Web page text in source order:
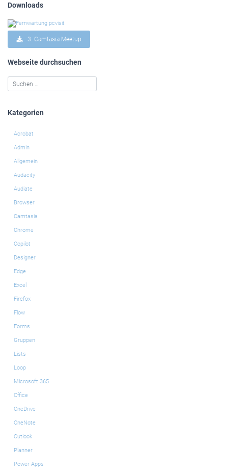
Downloads
3. Camtasia Meetup
Webseite durchsuchen
Kategorien
Acrobat
Admin
Allgemein
Audacity
Audiate
Browser
Camtasia
Chrome
Copilot
Designer
Edge
Excel
Firefox
Flow
Forms
Gruppen
Lists
Loop
Microsoft 365
Office
OneDrive
OneNote
Outlook
Planner
Power Apps